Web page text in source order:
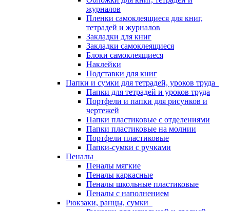
журналов
Пленки самоклеящиеся для книг,
тетрадей и журналов
Закладки для книг
Закладки самоклеящиеся
Блоки самоклеящиеся
Наклейки
Подставки для книг
Папки и сумки для тетрадей, уроков труда
Папки для тетрадей и уроков труда
Портфели и папки для рисунков и
чертежей
Папки пластиковые с отделениями
Папки пластиковые на молнии
Портфели пластиковые
Папки-сумки с ручками
Пеналы
Пеналы мягкие
Пеналы каркасные
Пеналы школьные пластиковые
Пеналы с наполнением
Рюкзаки, ранцы, сумки